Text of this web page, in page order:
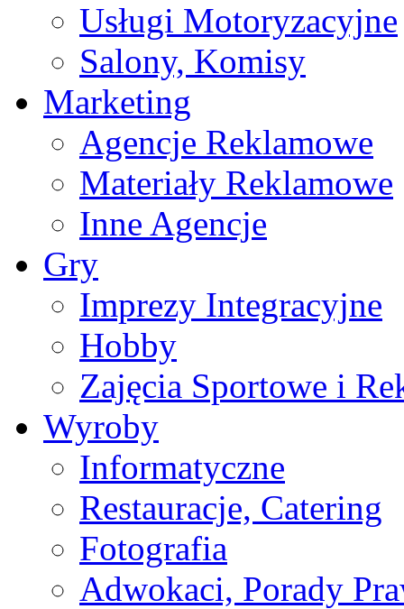
Usługi Motoryzacyjne
Salony, Komisy
Marketing
Agencje Reklamowe
Materiały Reklamowe
Inne Agencje
Gry
Imprezy Integracyjne
Hobby
Zajęcia Sportowe i
Wyroby
Informatyczne
Restauracje, Catering
Fotografia
Adwokaci, Porady